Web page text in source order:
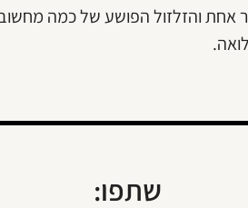
והזלזול הפושע של כמה
שתפו: